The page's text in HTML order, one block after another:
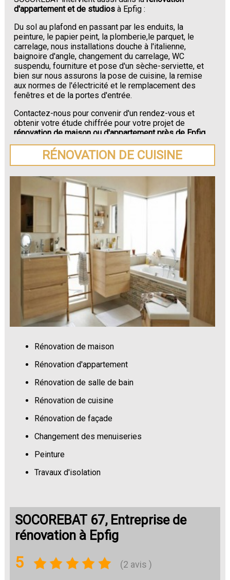
d'appartement et de studios à Epfig :
Du sol au plafond en passant par les enduits, la
peinture, le papier peint, la plomberie,le parquet, le
carrelage, nous installations douche à l'italienne,
baignoire d'angle, changement du carrelage, WC
suspendu, fourniture et pose d'un sèche-serviette, et
bien sur nous assurons la pose de cuisine, la remise
aux normes de l'électricité et le remplacement des
fenêtres et de la portes d'entrée.
Contactez-nous pour convenir d'un rendez-vous et
obtenir votre étude chiffrée pour votre projet de
rénovation de maison ou d'appartement près de Epfig
RÉNOVATION DE CUISINE
Rénovation de maison
Rénovation d'appartement
Rénovation de salle de bain
Rénovation de cuisine
Rénovation de façade
Changement des menuiseries
Peinture
Travaux d'isolation
SOCOREBAT 67, Entreprise de
rénovation à Epfig
5 (2 avis )